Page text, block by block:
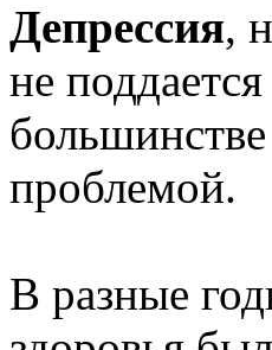
Депрессия,
не
проблемой.
В разные